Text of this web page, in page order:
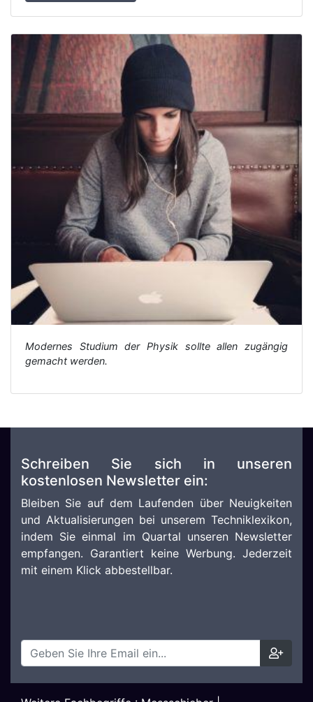
Modernes Studium der Physik sollte allen zugängig
gemacht werden.
Schreiben Sie sich in unseren
kostenlosen Newsletter ein:
Bleiben Sie auf dem Laufenden über Neuigkeiten
und Aktualisierungen bei unserem Techniklexikon,
indem Sie einmal im Quartal unseren Newsletter
empfangen. Garantiert keine Werbung. Jederzeit
mit einem Klick abbestellbar.